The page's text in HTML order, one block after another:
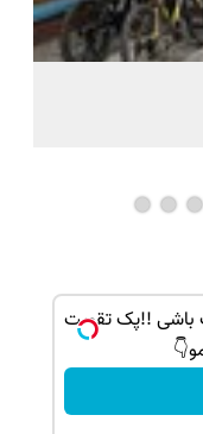
باشی !!پک تقویت